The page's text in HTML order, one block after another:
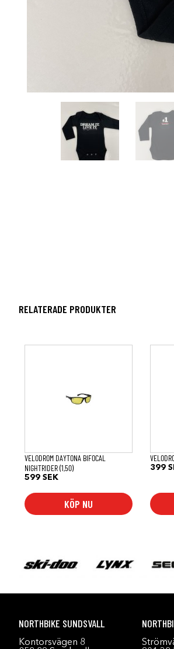
RELATERADE PRODUKTER
VELODROM DAYTONA BIFOCAL
NIGHTRIDER (1,50)
599 SEK
KÖP NU
399
NORTHBIKE SUNDSVALL
Kontorsvägen 8